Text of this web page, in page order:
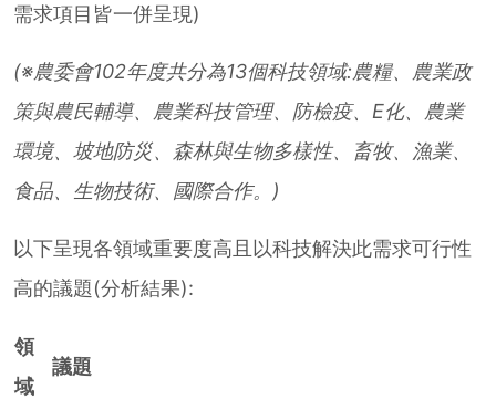
需求項目皆一併呈現)
(※農委會102年度共分為13個科技領域:農糧、農業政
策與農民輔導、農業科技管理、防檢疫、E化、農業
環境、坡地防災、森林與生物多樣性、畜牧、漁業、
食品、生物技術、國際合作。)
以下呈現各領域重要度高且以科技解決此需求可行性
高的議題(分析結果):
領
域
議題